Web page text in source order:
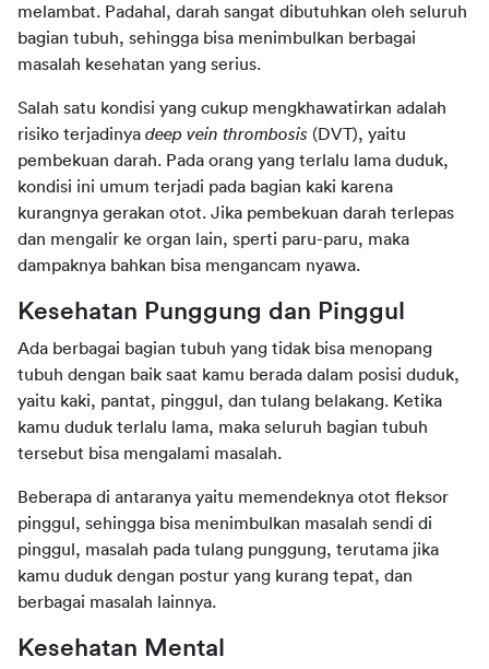
melambat. Padahal, darah sangat dibutuhkan oleh seluruh
bagian tubuh, sehingga bisa menimbulkan berbagai
masalah kesehatan yang serius.
Salah satu kondisi yang cukup mengkhawatirkan adalah
risiko terjadinya deep vein thrombosis (DVT), yaitu
pembekuan darah. Pada orang yang terlalu lama duduk,
kondisi ini umum terjadi pada bagian kaki karena
kurangnya gerakan otot. Jika pembekuan darah terlepas
dan mengalir ke organ lain, sperti paru-paru, maka
dampaknya bahkan bisa mengancam nyawa.
Kesehatan Punggung dan Pinggul
Ada berbagai bagian tubuh yang tidak bisa menopang
tubuh dengan baik saat kamu berada dalam posisi duduk,
yaitu kaki, pantat, pinggul, dan tulang belakang. Ketika
kamu duduk terlalu lama, maka seluruh bagian tubuh
tersebut bisa mengalami masalah.
Beberapa di antaranya yaitu memendeknya otot fleksor
pinggul, sehingga bisa menimbulkan masalah sendi di
pinggul, masalah pada tulang punggung, terutama jika
kamu duduk dengan postur yang kurang tepat, dan
berbagai masalah lainnya.
Kesehatan Mental